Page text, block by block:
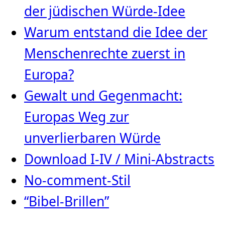
der jüdischen Würde‑Idee
Warum entstand die Idee der
Menschenrechte zuerst in
Europa?
Gewalt und Gegenmacht:
Europas Weg zur
unverlierbaren Würde
Download I-IV / Mini-Abstracts
No-comment-Stil
“Bibel-Brillen”